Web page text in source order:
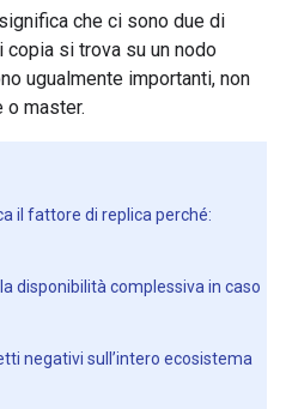
che ci sono due di
si trova su un nodo
ugualmente importanti, non
o master.
il fattore di replica perché:
disponibilità complessiva in caso
negativi sull’intero ecosistema